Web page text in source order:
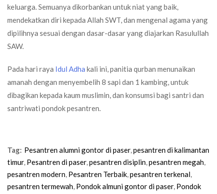
keluarga. Semuanya dikorbankan untuk niat yang baik,
mendekatkan diri kepada Allah SWT, dan mengenal agama yang
dipilihnya sesuai dengan dasar-dasar yang diajarkan Rasulullah
SAW.
Pada hari raya Idul Adha kali ini, panitia qurban menunaikan
amanah dengan menyembelih 8 sapi dan 1 kambing, untuk
dibagikan kepada kaum muslimin, dan konsumsi bagi santri dan
santriwati pondok pesantren.
Tag: Pesantren alumni gontor di paser, pesantren di kalimantan
timur, Pesantren di paser, pesantren disiplin pesantren megah
pesantren modern Pesantren Terbaik pesantren terkenal
pesantren termewah Pondok almuni gontor di paser, Pondok